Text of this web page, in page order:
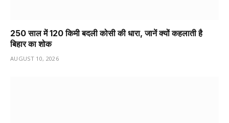
250 साल में 120 किमी बदली कोसी की धारा, जानें क्यों कहलाती है
बिहार का शोक
AUGUST 10, 2026